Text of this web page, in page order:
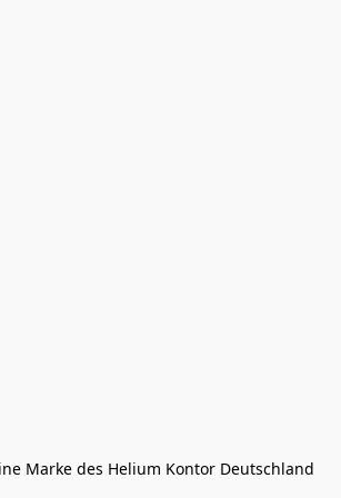
Marke des Helium Kontor Deutschland